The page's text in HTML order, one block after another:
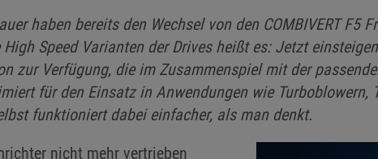
haben bereits den Wechsel von den COMBIVERT F5
Speed Varianten der Drives heißt es: Jetzt
zur Verfügung, die im Zusammenspiel mit der
für den Einsatz in Anwendungen wie Turboblowern,
funktioniert dabei einfacher, als man denkt.
nicht mehr vertrieben